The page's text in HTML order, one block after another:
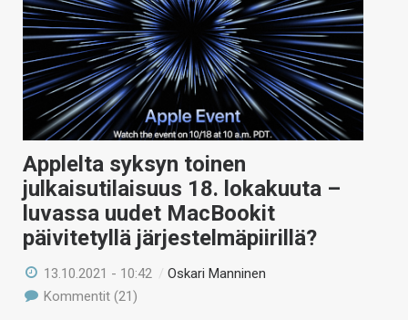
Applelta syksyn toinen
julkaisutilaisuus 18. lokakuuta –
luvassa uudet MacBookit
päivitetyllä järjestelmäpiirillä?
13.10.2021 - 10:42 /Oskari Manninen
Kommentit (21)